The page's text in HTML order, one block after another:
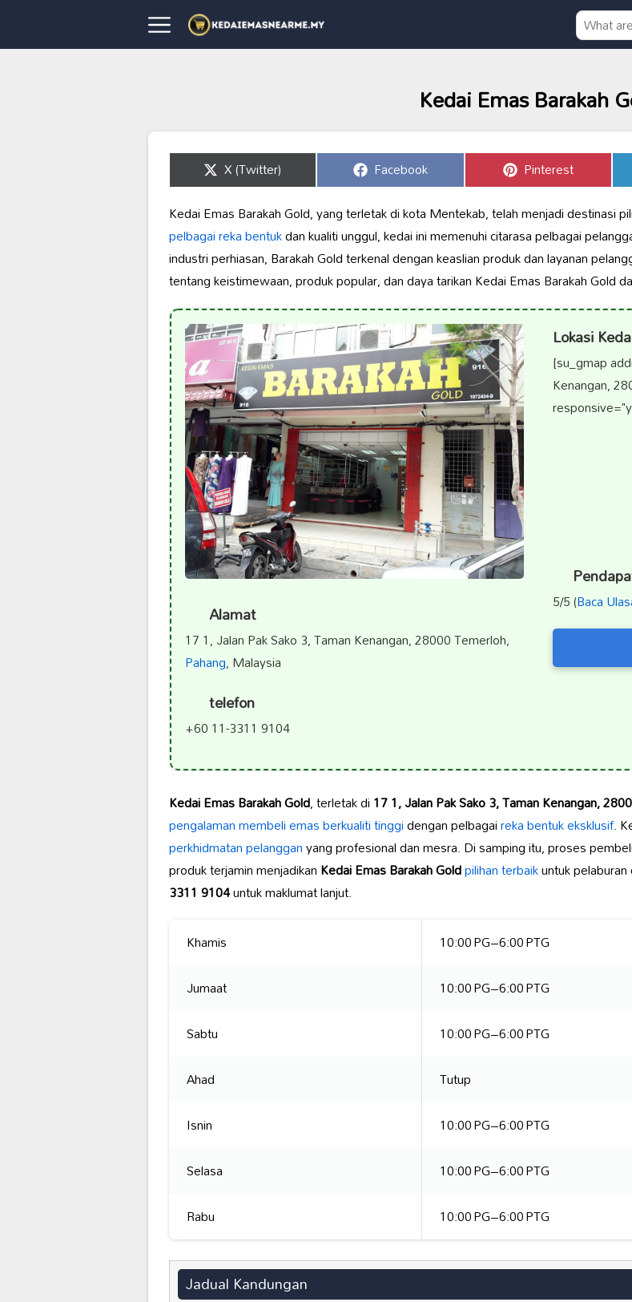
Kedai Emas Barakah
Share
on
X (Twitter) Share
on
Facebook Share
on
Pinterest
Kedai Emas Barakah Gold, yang terletak di kota Mentekab, telah menjadi destinasi
pelbagai reka bentukdan kualiti unggul, kedai ini memenuhi citarasa pelbagai
industri perhiasan, Barakah Gold terkenal dengan keaslian produk dan layanan
tentang keistimewaan, produk popular, dan daya tarikan Kedai Emas Barakah Gold
Alamat
17 1, Jalan Pak Sako 3, Taman Kenangan, 28000 Temerloh,
Pahang, Malaysia
telefon
+60 11-3311 9104
Lokasi
[su_gmap
Kenangan,
5/5 (Baca
Kedai Emas Barakah Gold, terletak di17 1, Jalan Pak Sako 3, Taman Kenangan,
pengalaman membeli emasberkualiti tinggidengan pelbagaireka bentuk eksklusif.
perkhidmatan pelangganyang profesional dan mesra. Di samping itu, proses
produk terjamin menjadikanKedai Emas Barakah Goldpilihan terbaikuntuk pelaburan
3311 9104untuk maklumat lanjut.
Khamis
10:00 PG–6:00 PTG
Jumaat
10:00 PG–6:00 PTG
Sabtu
10:00 PG–6:00 PTG
Ahad
Tutup
Isnin
10:00 PG–6:00 PTG
Selasa
10:00 PG–6:00 PTG
Rabu
10:00 PG–6:00 PTG
Jadual Kandungan